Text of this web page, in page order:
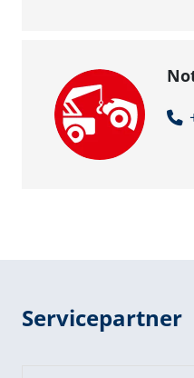
Servicepartner